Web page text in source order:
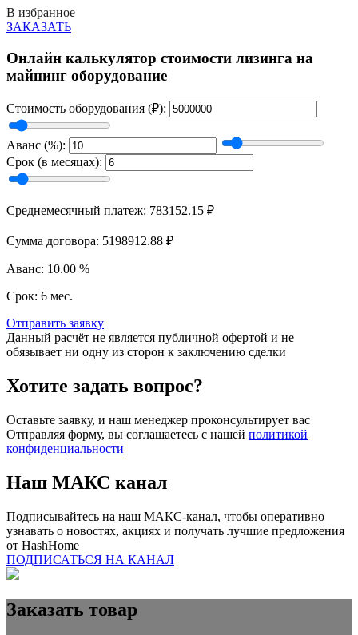
В избранное
ЗАКАЗАТЬ
Онлайн калькулятор стоимости лизинга на
майнинг оборудование
Стоимость оборудования (₽):
Аванс (%):
Срок (в месяцах):
Среднемесячный платеж: 783152.15 ₽
Сумма договора: 5198912.88 ₽
Аванс: 10.00 %
Срок: 6 мес.
Отправить заявку
Данный расчёт не является публичной офертой и не
обязывает ни одну из сторон к заключению сделки
Хотите задать вопрос?
Оставьте заявку, и наш менеджер проконсультирует вас
Отправляя форму, вы соглашаетесь с нашей политикой
конфиденциальности
Наш МАКС канал
Подписывайтесь на наш МАКС-канал, чтобы оперативно
узнавать о новостях, акциях и получать лучшие предложения
от HashHome
ПОДПИСАТЬСЯ НА КАНАЛ
Заказать товар